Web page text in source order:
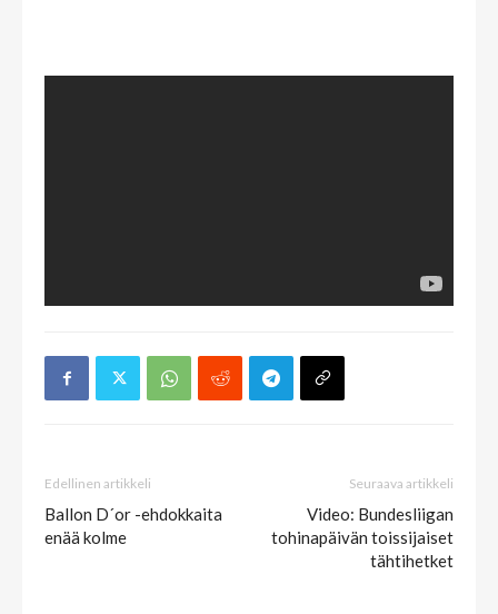
Edellinen artikkeli
Ballon D´or -ehdokkaita
enää kolme
Seuraava artikkeli
Video: Bundesliigan
tohinapäivän toissijaiset
tähtihetket